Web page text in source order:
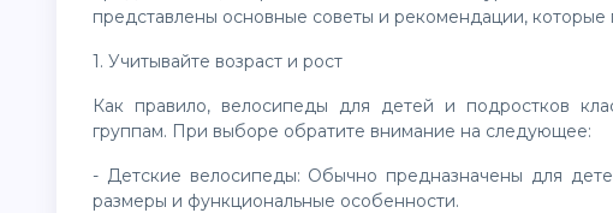
представлены основные советы и рекомендации, которые
1. Учитывайте возраст и рост
Как правило, велосипеды для детей и подростков
группам. При выборе обратите внимание на следующее:
- Детские велосипеды: Обычно предназначены для
размеры и функциональные особенности.